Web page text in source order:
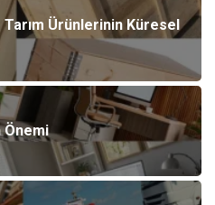
Tarım Ürünlerinin Küresel
Önemi